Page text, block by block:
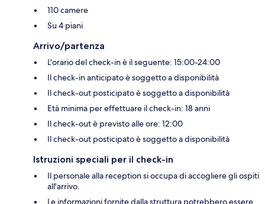
110 camere
Su 4 piani
Arrivo/partenza
L'orario del check-in è il seguente: 15:00-24:00
Il check-in anticipato è soggetto a disponibilità
Il check-out posticipato è soggetto a disponibilità
Età minima per effettuare il check-in: 18 anni
Il check-out è previsto alle ore: 12:00
Il check-out posticipato è soggetto a disponibilità
Istruzioni speciali per il check-in
Il personale alla reception si occupa di accogliere gli ospiti
all'arrivo.
Le informazioni fornite dalla struttura potrebbero essere